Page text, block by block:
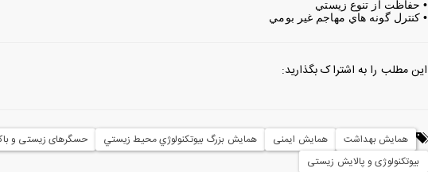
• حفاظت از تنوع زيستي
• كنترل گونه هاي مهاجم غير بومي
این مطلب را به اشتراک بگذارید:
همایش بهداشت همایش ایمنی همایش بزرگ بيوتكنولوژي محيط زيستي
حسگرهای زیستی و
بیوتکنولوژی و پالایش زیستی